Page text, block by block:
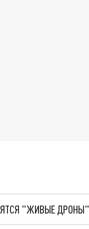
"ЖИВЫЕ ДРОНЫ"